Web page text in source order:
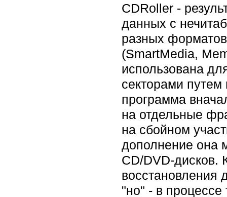
CDRoller -
данных с
разных
(SmartMedia,
использована
секторами
программа
на отдельные
на сбойном
дополнение она
CD/DVD-дисков.
восстановления
"но" - в процессе